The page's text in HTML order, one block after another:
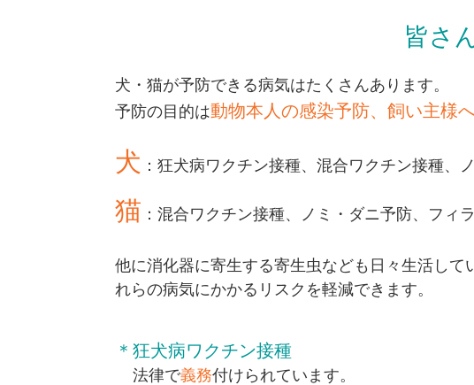
皆さ
犬・猫が予防できる病気はたくさんあります。
予防の目的は動物本人の感染予防、飼い主様
犬 ：狂犬病ワクチン接種、混合ワクチン接種、
猫 ：混合ワクチン接種、ノミ・ダニ予防、フィ
他に消化器に寄生する寄生虫なども日々生活し
れらの病気にかかるリスクを軽減できます。
＊狂犬病ワクチン接種
法律で義務付けられています。